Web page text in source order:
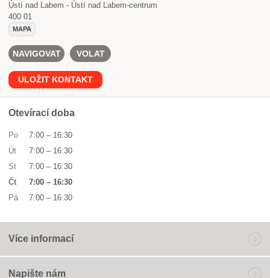
Ústí nad Labem - Ústí nad Labem-centrum
400 01
MAPA
NAVIGOVAT VOLAT
ULOŽIT KONTAKT
Otevírací doba
Po 7:00 – 16:30
Út
7:00 – 16:30
St
7:00 – 16:30
Čt
7:00 – 16:30
Pá
7:00 – 16:30
Více informací
Napište nám